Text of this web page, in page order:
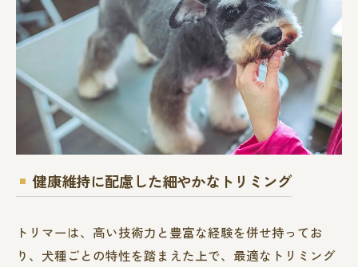
健康維持に配慮した細やかなトリミング
トリマーは、高い技術力と豊富な経験を併せ持ってお
り、犬種ごとの特性を踏まえた上で、最適なトリミング